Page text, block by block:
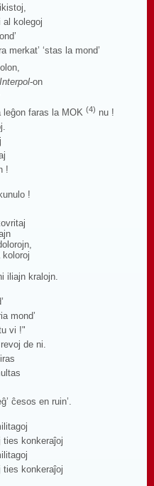
al kolegoj
merkat’ ‘stas la mond’
Interpol-on
leĝon faras la MOK (4) nu !
!
!
koloroj
iliajn kralojn.
mond’
vi !"
de ni.
ĉesos en ruin’.
ties konkeraĵoj
ties konkeraĵoj